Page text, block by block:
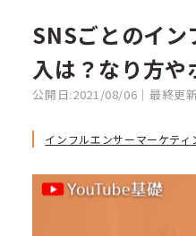
SNSごとのイ
入は？なり方や
公開日:2021/08/06｜最終更
インフルエンサーマーケティ